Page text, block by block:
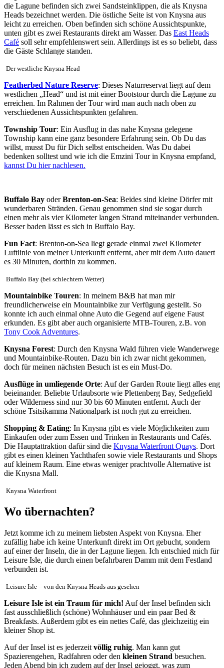
die Lagune befinden sich zwei Sandsteinklippen, die als Knysna
Heads bezeichnet werden. Die östliche Seite ist von Knysna aus
leicht zu erreichen. Oben befinden sich schöne Aussichtspunkte,
unten gibt es zwei Restaurants direkt am Wasser. Das East Heads
Café soll sehr empfehlenswert sein. Allerdings ist es so beliebt, dass
die Gäste Schlange standen.
Der westliche Knysna Head
Featherbed Nature Reserve: Dieses Naturreservat liegt auf dem
westlichen „Head“ und ist mit einer Bootstour durch die Lagune zu
erreichen. Im Rahmen der Tour wird man auch nach oben zu
verschiedenen Aussichtspunkten gefahren.
Township Tour: Ein Ausflug in das nahe Knysna gelegene
Township kann eine ganz besondere Erfahrung sein. Ob Du das
willst, musst Du für Dich selbst entscheiden. Was Du dabei
bedenken solltest und wie ich die Emzini Tour in Knysna empfand,
kannst Du hier nachlesen.
Buffalo Bay oderBrenton-on-Sea: Beides sind kleine Dörfer mit
wunderbaren Stränden. Genau genommen sind sie sogar durch
einen mehr als vier Kilometer langen Strand miteinander verbunden.
Besser baden lässt es sich in Buffalo Bay.
Fun Fact: Brenton-on-Sea liegt gerade einmal zwei Kilometer
Luftlinie von meiner Unterkunft entfernt, aber mit dem Auto dauert
es 30 Minuten, dorthin zu kommen.
Buffalo Bay (bei schlechtem Wetter)
Mountainbike Touren: In meinem B&B hat man mir
freundlicherweise ein Mountainbike zur Verfügung gestellt. So
konnte ich auch einmal ohne Auto die Gegend auf eigene Faust
erkunden. Es gibt aber auch organisierte MTB-Touren, z.B. von
Tony Cook Adventures.
Knysna Forest: Durch den Knysna Wald führen viele Wanderwege
und Mountainbike-Routen. Dazu bin ich zwar nicht gekommen,
doch für meinen nächsten Besuch ist es ein Must-Do.
Ausflüge in umliegende Orte: Auf der Garden Route liegt alles eng
beieinander. Beliebte Urlaubsorte wie Plettenberg Bay, Sedgefield
oder Wilderness sind nur 30 bis 60 Minuten entfernt. Auch der
schöne Tsitsikamma Nationalpark ist noch gut zu erreichen.
Shopping & Eating: In Knysna gibt es viele Möglichkeiten zum
Einkaufen oder zum Essen und Trinken in Restaurants und Cafés.
Die Hauptattraktion dafür sind die Knysna Waterfront Quays. Dort
gibt es einen kleinen Yachthafen sowie viele Restaurants und Shops
auf kleinem Raum. Eine etwas weniger prachtvolle Alternative ist
die Knysna Mall.
Knysna Waterfront
Wo übernachten?
Jetzt komme ich zu meinem liebsten Aspekt von Knysna. Eher
zufällig habe ich keine Unterkunft direkt im Ort gebucht, sondern
auf einer der Inseln, die in der Lagune liegen. Ich entschied mich für
Leisure Isle, die durch einen befahrbaren Damm mit dem Festland
verbunden ist.
Leisure Isle – von den Knysna Heads aus gesehen
Leisure Isle ist ein Traum für mich! Auf der Insel befinden sich
fast ausschließlich (schöne) Wohnhäuser und ein paar Bed &
Breakfasts. Außerdem gibt es ein nettes Café, das gleichzeitig ein
kleiner Shop ist.
Auf der Insel ist es jederzeit völlig ruhig. Man kann gut
Spazierengehen, Radfahren oder den kleinen Strand besuchen.
Jeden Abend bin ich zudem auf der Insel gejoggt, was zum